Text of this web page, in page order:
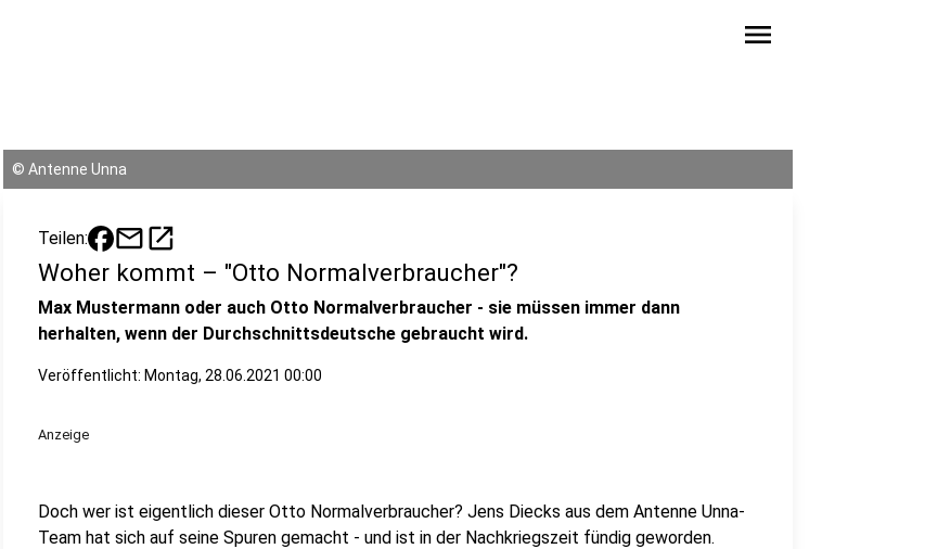
menu
© Antenne Unna
Teilen: mailopen_in_new
Woher kommt – "Otto Normalverbraucher"?
Max Mustermann oder auch Otto Normalverbraucher - sie müssen immer dann
herhalten, wenn der Durchschnittsdeutsche gebraucht wird.
Veröffentlicht: Montag, 28.06.2021 00:00
Anzeige
Doch wer ist eigentlich dieser Otto Normalverbraucher? Jens Diecks aus dem Antenne Unna-
Team hat sich auf seine Spuren gemacht - und ist in der Nachkriegszeit fündig geworden.